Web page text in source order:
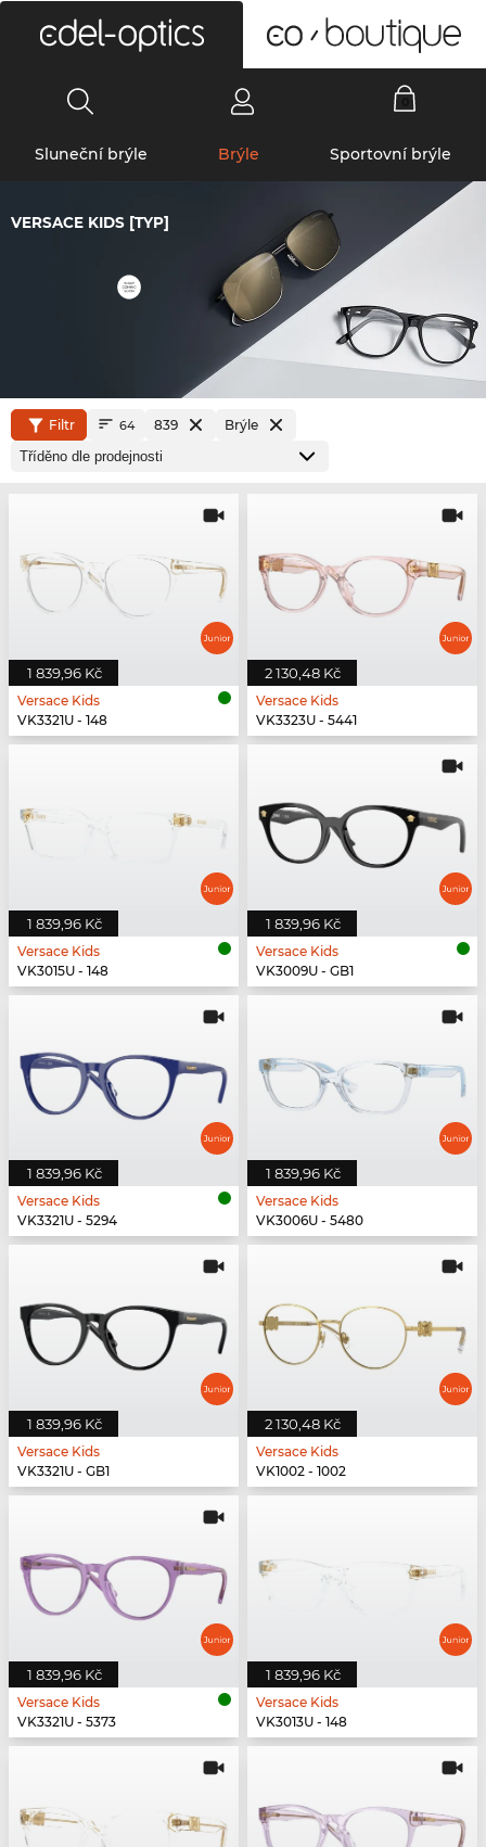
Sluneční brýle Brýle Sportovní brýle
VERSACE KIDS [TYP]
Filtr 64 839 Brýle
1 839,96 Kč
Versace Kids
VK3321U - 148
2 130,48 Kč
Versace Kids
VK3323U - 5441
1 839,96 Kč
Versace Kids
VK3015U - 148
1 839,96 Kč
Versace Kids
VK3009U - GB1
1 839,96 Kč
Versace Kids
VK3321U - 5294
1 839,96 Kč
Versace Kids
VK3006U - 5480
1 839,96 Kč
Versace Kids
VK3321U - GB1
2 130,48 Kč
Versace Kids
VK1002 - 1002
1 839,96 Kč
Versace Kids
VK3321U - 5373
1 839,96 Kč
Versace Kids
VK3013U - 148